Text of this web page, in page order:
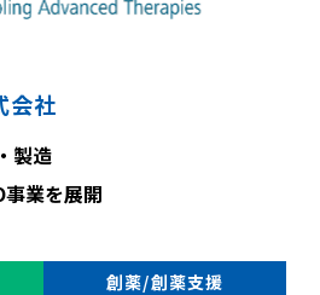
会社
製造
業を展開
創薬/創薬支援